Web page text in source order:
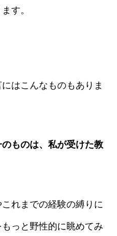
す。
はこんなものもありま
のものは、私が受けた教
れまでの経験の縛りに
っと野性的に眺めてみ